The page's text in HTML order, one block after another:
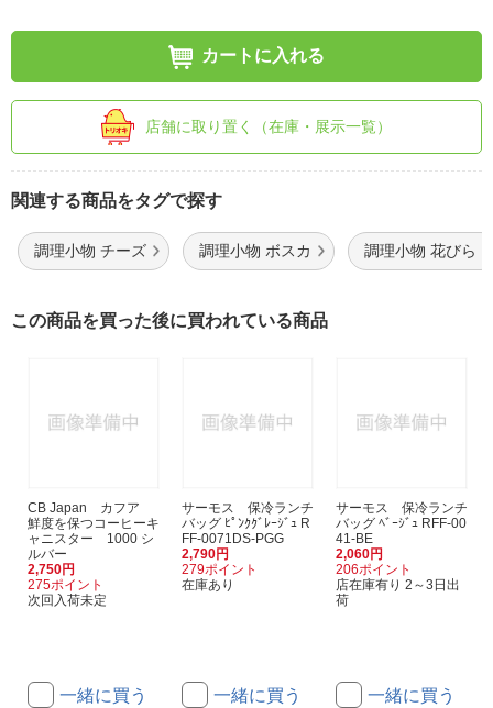
カートに入れる
店舗に取り置く（在庫・展示一覧）
関連する商品をタグで探す
調理小物 チーズ 調理小物 ボスカ 調理小物 花びら
この商品を買った後に買われている商品
CB Japan カフア
鮮度を保つコーヒーキ
ャニスター 1000 シ
ルバー
2,750円
275ポイント
次回入荷未定
一緒に買う
サーモス 保冷ランチ
バッグ ﾋﾟﾝｸｸﾞﾚｰｼﾞｭ R
FF-0071DS-PGG
2,790円
279ポイント
在庫あり
一緒に買う
サーモス 保冷ランチ
バッグ ﾍﾞｰｼﾞｭ RFF-00
41-BE
2,060円
206ポイント
店在庫有り 2～3日出
荷
一緒に買う